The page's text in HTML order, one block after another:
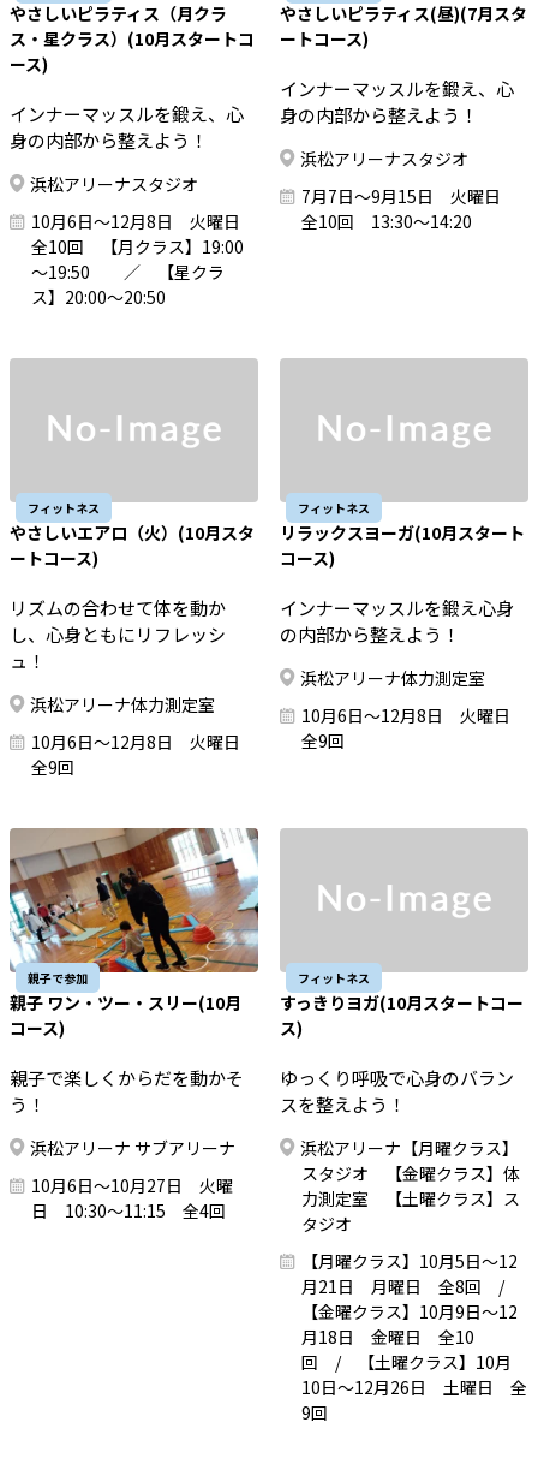
やさしいピラティス（月クラ
ス・星クラス）(10月スタートコ
ース)
インナーマッスルを鍛え、心
身の内部から整えよう！
浜松アリーナスタジオ
10月6日～12月8日 火曜日
全10回 【月クラス】19:00
～19:50 ／ 【星クラ
ス】20:00～20:50
やさしいピラティス(昼)(7月スタ
ートコース)
インナーマッスルを鍛え、心
身の内部から整えよう！
浜松アリーナスタジオ
7月7日～9月15日 火曜日
全10回 13:30～14:20
フィットネス
やさしいエアロ（火）(10月スタ
ートコース)
リズムの合わせて体を動か
し、心身ともにリフレッシ
ュ！
浜松アリーナ体力測定室
10月6日～12月8日 火曜日
全9回
フィットネス
リラックスヨーガ(10月スタート
コース)
インナーマッスルを鍛え心身
の内部から整えよう！
浜松アリーナ体力測定室
10月6日～12月8日 火曜日
全9回
親子で参加
親子 ワン・ツー・スリー(10月
コース)
親子で楽しくからだを動かそ
う！
浜松アリーナ サブアリーナ
10月6日～10月27日 火曜
日 10:30～11:15 全4回
フィットネス
すっきりヨガ(10月スタートコー
ス)
ゆっくり呼吸で心身のバラン
スを整えよう！
浜松アリーナ【月曜クラス】
スタジオ 【金曜クラス】体
力測定室 【土曜クラス】ス
タジオ
【月曜クラス】10月5日～12
月21日 月曜日 全8回 /
【金曜クラス】10月9日～12
月18日 金曜日 全10
回 / 【土曜クラス】10月
10日～12月26日 土曜日 全
9回